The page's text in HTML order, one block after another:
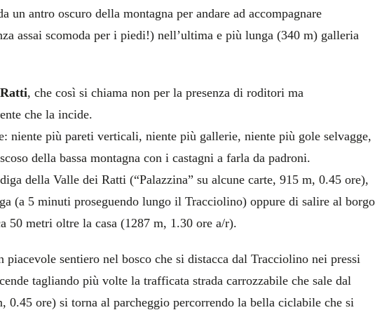
un antro oscuro della montagna per andare ad accompagnare
assai scomoda per i piedi!) nell’ultima e più lunga (340 m) galleria
, che così si chiama non per la presenza di roditori ma
che la incide.
niente più pareti verticali, niente più gallerie, niente più gole selvagge,
della bassa montagna con i castagni a farla da padroni.
della Valle dei Ratti (“Palazzina” su alcune carte, 915 m, 0.45 ore),
(a 5 minuti proseguendo lungo il Tracciolino) oppure di salire al borgo
50 metri oltre la casa (1287 m, 1.30 ore a/r).
piacevole sentiero nel bosco che si distacca dal Tracciolino nei pressi
tagliando più volte la trafficata strada carrozzabile che sale dal
0.45 ore) si torna al parcheggio percorrendo la bella ciclabile che si